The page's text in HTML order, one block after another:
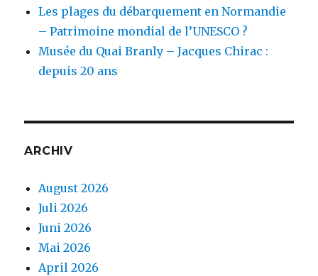
Les plages du débarquement en Normandie
– Patrimoine mondial de l’UNESCO ?
Musée du Quai Branly – Jacques Chirac :
depuis 20 ans
ARCHIV
August 2026
Juli 2026
Juni 2026
Mai 2026
April 2026